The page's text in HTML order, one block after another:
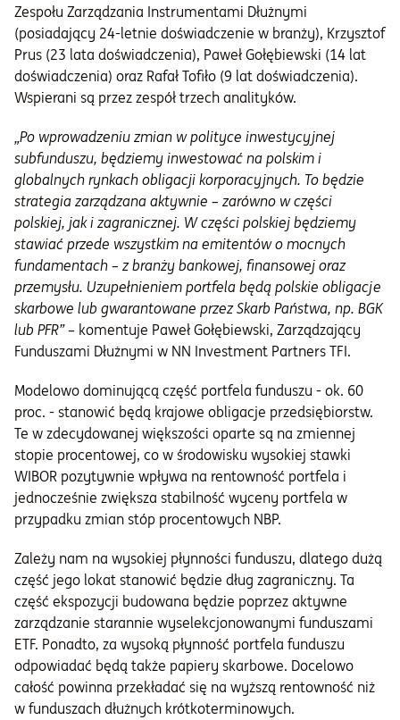
Zespołu Zarządzania Instrumentami Dłużnymi
(posiadający 24-letnie doświadczenie w branży), Krzysztof
Prus (23 lata doświadczenia), Paweł Gołębiewski (14 lat
doświadczenia) oraz Rafał Tofiło (9 lat doświadczenia).
Wspierani są przez zespół trzech analityków.
„Po wprowadzeniu zmian w polityce inwestycyjnej
subfunduszu, będziemy inwestować na polskim i
globalnych rynkach obligacji korporacyjnych. To będzie
strategia zarządzana aktywnie – zarówno w części
polskiej, jak i zagranicznej. W części polskiej będziemy
stawiać przede wszystkim na emitentów o mocnych
fundamentach – z branży bankowej, finansowej oraz
przemysłu. Uzupełnieniem portfela będą polskie obligacje
skarbowe lub gwarantowane przez Skarb Państwa, np. BGK
lub PFR”– komentuje Paweł Gołębiewski, Zarządzający
Funduszami Dłużnymi w NN Investment Partners TFI.
Modelowo dominującą część portfela funduszu - ok. 60
proc. - stanowić będą krajowe obligacje przedsiębiorstw.
Te w zdecydowanej większości oparte są na zmiennej
stopie procentowej, co w środowisku wysokiej stawki
WIBOR pozytywnie wpływa na rentowność portfela i
jednocześnie zwiększa stabilność wyceny portfela w
przypadku zmian stóp procentowych NBP.
Zależy nam na wysokiej płynności funduszu, dlatego dużą
część jego lokat stanowić będzie dług zagraniczny. Ta
część ekspozycji budowana będzie poprzez aktywne
zarządzanie starannie wyselekcjonowanymi funduszami
ETF. Ponadto, za wysoką płynność portfela funduszu
odpowiadać będą także papiery skarbowe. Docelowo
całość powinna przekładać się na wyższą rentowność niż
w funduszach dłużnych krótkoterminowych.